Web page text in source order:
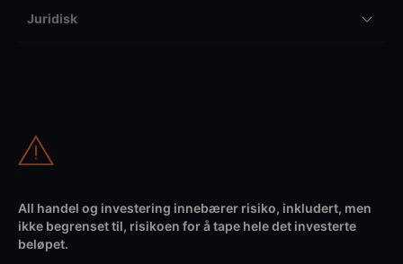
Juridisk
All handel og investering innebærer risiko, inkludert, men
ikke begrenset til, risikoen for å tape hele det investerte
beløpet.